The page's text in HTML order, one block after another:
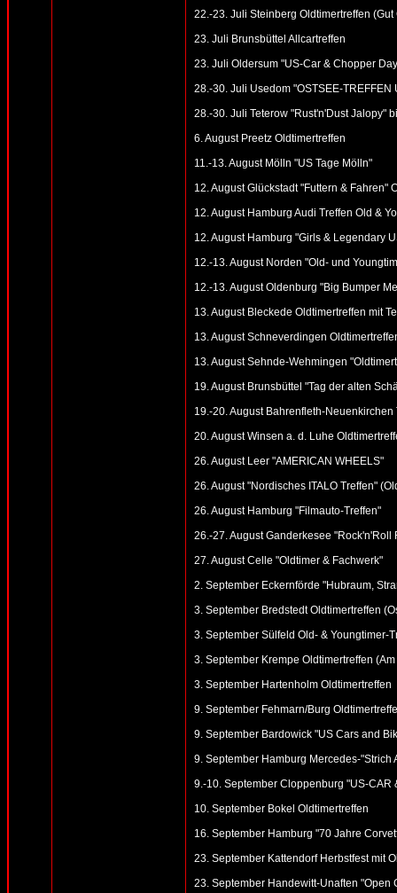
22.-23. Juli Steinberg Oldtimertreffen
23. Juli Brunsbüttel Allcartreffen
23. Juli Oldersum "US-Car & Chopper
28.-30. Juli Usedom "OSTSEE-TREFFEN
28.-30. Juli Teterow "Rust'n'Dust Jalopy"
6. August Preetz Oldtimertreffen
11.-13. August Mölln "US Tage Mölln"
12. August Glückstadt "Futtern & Fahren"
12. August Hamburg Audi Treffen Old &
12. August Hamburg "Girls & Legendary
12.-13. August Norden "Old- und
12.-13. August Oldenburg "Big Bumper
13. August Bleckede Oldtimertreffen mit
13. August Schneverdingen
13. August Sehnde-Wehmingen
19. August Brunsbüttel "Tag der alten
19.-20. August Bahrenfleth-
20. August Winsen a. d. Luhe
26. August Leer "AMERICAN WHEELS"
26. August "Nordisches ITALO Treffen"
26. August Hamburg "Filmauto-Treffen"
26.-27. August Ganderkesee "Rock'n'Roll
27. August Celle "Oldtimer & Fachwerk"
2. September Eckernförde "Hubraum,
3. September Bredstedt Oldtimertreffen
3. September Sülfeld Old- & Youngtimer-
3. September Krempe Oldtimertreffen
3. September Hartenholm Oldtimertreffen
9. September Fehmarn/Burg
9. September Bardowick "US Cars and
9. September Hamburg Mercedes-
9.-10. September Cloppenburg "US-CAR
10. September Bokel Oldtimertreffen
16. September Hamburg "70 Jahre
23. September Kattendorf Herbstfest mit
23. September Handewitt-Unaften "Open